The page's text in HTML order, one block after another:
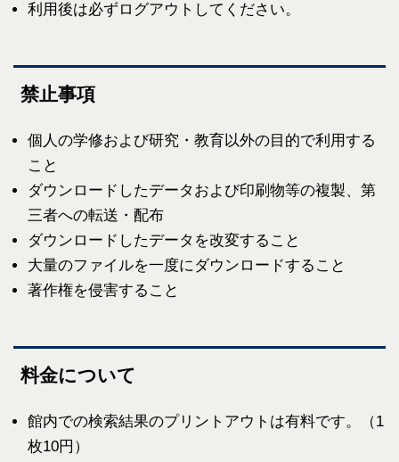
利用後は必ずログアウトしてください。
禁止事項
個人の学修および研究・教育以外の目的で利用する
こと
ダウンロードしたデータおよび印刷物等の複製、第
三者への転送・配布
ダウンロードしたデータを改変すること
大量のファイルを一度にダウンロードすること
著作権を侵害すること
料金について
館内での検索結果のプリントアウトは有料です。（1
枚10円）